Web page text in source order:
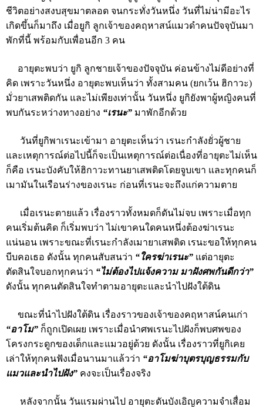
ชีวิตอย่างสงบสุขมาตลอด จนกระทั่งวันหนึ่ง วันที่ไม่น่ามีอะไร
เกิดขึ้นก็มาถึง เมื่อยูกิ ลูกเจ้าของคฤหาสน์แมวดำคนปัจจุบันมา
พักที่นี้ พร้อมกับเพื่อนอีก 3 คน
อายุตะพบว่า ยูกิ ลูกชายเจ้าของปัจจุบัน ค่อนข้างไม่ดีอย่างที่
คิด เพราะวันหนึ่ง อายุตะพบเห็นว่า ทั้งสามคน (ยกเว้น ฮิกาวะ)
มั่วยาเสพติดกัน และไม่เพียงเท่านั้น วันหนึ่ง ยูกิยังพาผู้หญิงคนที่
พบกันระหว่างทางอย่าง “เรนะ” มาพักอีกด้วย
วันที่ยูกิพาเรนะเข้ามา อายุตะเห็นว่า เรนะกำลังยั่วผู้ชาย
และเหตุการณ์ต่อไปนี้ก็จะเป็นเหตุการณ์ต่อเนื่องที่อายุตะไม่เห็น
ก็คือ เรนะบังคับให้ฮิกาวะทานยาเสพติดโดยจูบเขา และทุกคนก็
เมามันในเรือนร่างของเรนะ ก่อนที่เรนะจะถึงแก่ความตาย
เมื่อเรนะตายแล้ว เรื่องราวทั้งหมดก็ดันไม่จบ เพราะเมื่อทุก
คนเริ่มต้นคิด ก็เริ่มพบว่า ไม่เขาคนใดคนหนึ่งต้องฆ่าเรนะ
แน่นอน เพราะขณะที่เรนะกำลังเมายาเสพติด เรนะขอให้ทุกคน
บีบคอเธอ ดังนั้น ทุกคนสับสนว่า “ใครฆ่าเรนะ” แต่อายุตะ
ตัดสินใจบอกทุกคนว่า “ไม่ต้องไปแจ้งความ มาฝังศพกันดีกว่า”
ดังนั้น ทุกคนตัดสินใจทำตามอายุตะและนำไปฝังใต้ดิน
ขณะที่นำไปฝังใต้ดิน เรื่องราวของเจ้าของคฤหาสน์คนเก่า
“อาโม” ก็ถูกเปิดเผย เพราะเมื่อนำศพเรนะไปฝังก็พบศพของ
โครงกระดูกของเด็กและแมวอยู่ด้วย ดังนั้น เรื่องราวที่ยูกิเคย
เล่าให้ทุกคนฟังเมื่อนานมาแล้วว่า “อาโมฆ่าบุตรบุญธรรมกับ
แมวและนำไปฝัง” คงจะเป็นเรื่องจริง
หลังจากนั้น วันแรมผ่านไป อายุตะดันบังเอิญความจำเสื่อม